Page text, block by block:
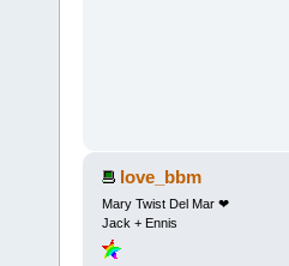
love_bbm
Mary Twist Del Mar ❤
Jack + Ennis